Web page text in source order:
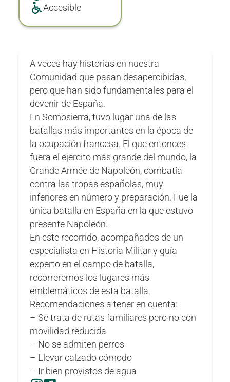
Accesible
A veces hay historias en nuestra
Comunidad que pasan desapercibidas,
pero que han sido fundamentales para el
devenir de España.
En Somosierra, tuvo lugar una de las
batallas más importantes en la época de
la ocupación francesa. El que entonces
fuera el ejército más grande del mundo, la
Grande Armée de Napoleón, combatía
contra las tropas españolas, muy
inferiores en número y preparación. Fue la
única batalla en España en la que estuvo
presente Napoleón.
En este recorrido, acompañados de un
especialista en Historia Militar y guía
experto en el campo de batalla,
recorreremos los lugares más
emblemáticos de esta batalla.
Recomendaciones a tener en cuenta:
– Se trata de rutas familiares pero no con
movilidad reducida
– No se admiten perros
– Llevar calzado cómodo
– Ir bien provistos de agua